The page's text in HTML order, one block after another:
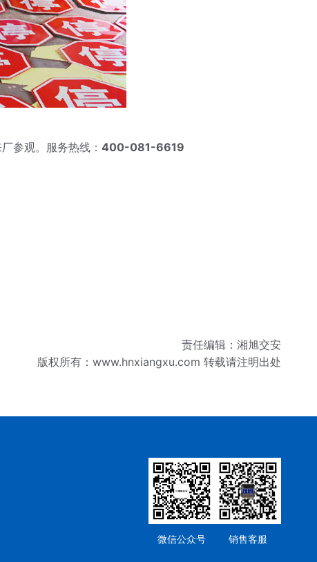
参观。服务热线： 400-081-6619
责任编辑：湘旭交安
版权所有： www.hnxiangxu.com 转载请注明出处
微信公众号 销售客服